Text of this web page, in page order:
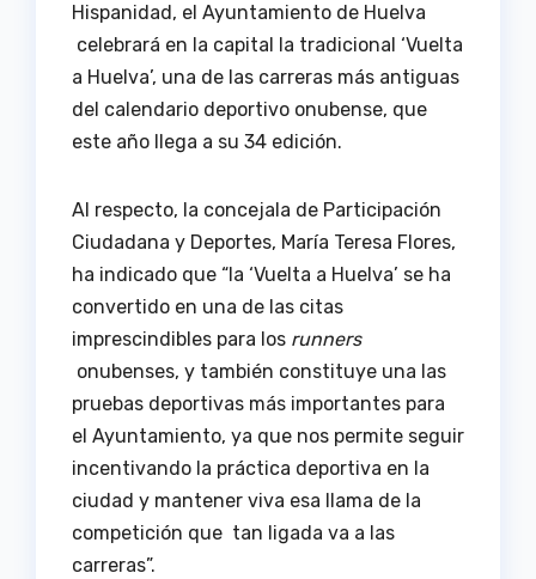
Hispanidad, el Ayuntamiento de Huelva
celebrará en la capital la tradicional ‘Vuelta
a Huelva’, una de las carreras más antiguas
del calendario deportivo onubense, que
este año llega a su 34 edición.
Al respecto, la concejala de Participación
Ciudadana y Deportes, María Teresa Flores,
ha indicado que “la ‘Vuelta a Huelva’ se ha
convertido en una de las citas
imprescindibles para los runners
onubenses, y también constituye una las
pruebas deportivas más importantes para
el Ayuntamiento, ya que nos permite seguir
incentivando la práctica deportiva en la
ciudad y mantener viva esa llama de la
competición que tan ligada va a las
carreras”.